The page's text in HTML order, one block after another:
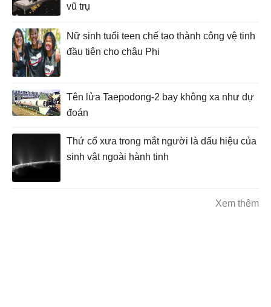
vũ trụ
Nữ sinh tuổi teen chế tạo thành công vệ tinh
đầu tiên cho châu Phi
Tên lửa Taepodong-2 bay không xa như dự
đoán
Thứ cổ xưa trong mắt người là dấu hiệu của
sinh vật ngoài hành tinh
Xem thêm